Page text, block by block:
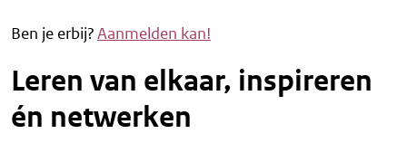
Ben je erbij?Aanmelden kan!
Leren van elkaar, inspireren
én netwerken